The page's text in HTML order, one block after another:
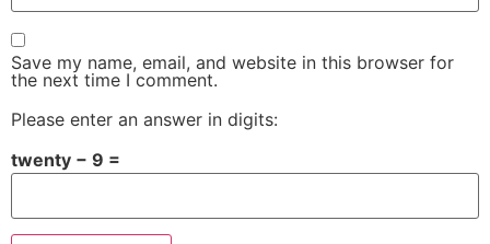
Save my name, email, and website in this browser for
the next time I comment.
Please enter an answer in digits:
twenty − 9 =